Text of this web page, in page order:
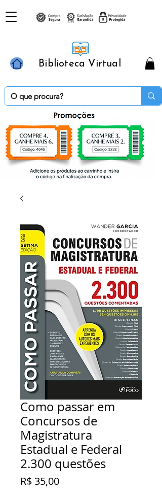
Biblioteca Virtual
Como passar em
Concursos de
Magistratura
Estadual e Federal
2.300 questões
R$ 35,00Preço